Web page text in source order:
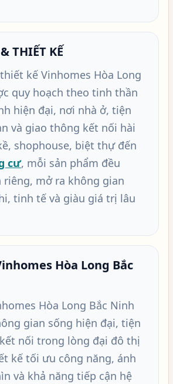
THIẾT KẾ
kế Vinhomes Hòa Long
quy hoạch theo tinh thần
hiện đại, nơi nhà ở, tiện
và giao thông kết nối hài
shophouse, biệt thự đến
cư, mỗi sản phẩm đều
riêng, mở ra không gian
tinh tế và giàu giá trị lâu
Hòa Long Bắc
Hòa Long Bắc Ninh
gian sống hiện đại, tiện
nối trong lòng đại đô thị
kế tối ưu công năng, ánh
và khả năng tiếp cận hệ